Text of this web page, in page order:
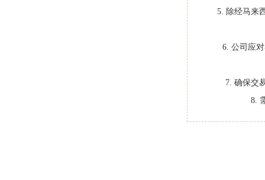
5. 除经马来
6. 公司应
7. 确保交
8.